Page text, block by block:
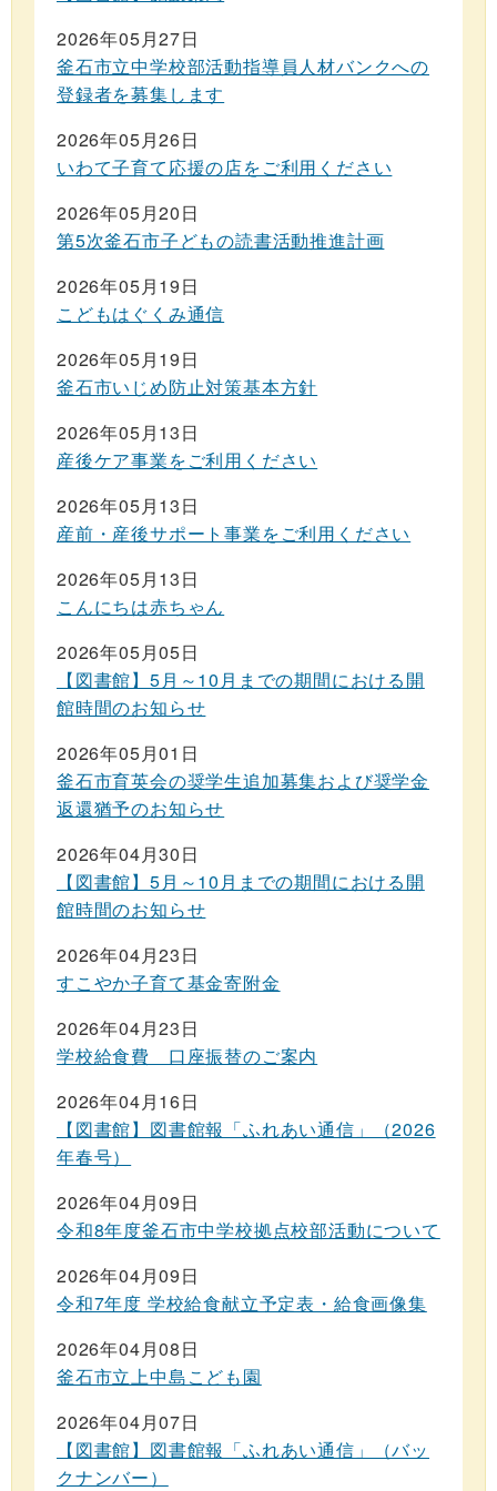
2026年05月27日
釜石市立中学校部活動指導員人材バンクへの
登録者を募集します
2026年05月26日
いわて子育て応援の店をご利用ください
2026年05月20日
第5次釜石市子どもの読書活動推進計画
2026年05月19日
こどもはぐくみ通信
2026年05月19日
釜石市いじめ防止対策基本方針
2026年05月13日
産後ケア事業をご利用ください
2026年05月13日
産前・産後サポート事業をご利用ください
2026年05月13日
こんにちは赤ちゃん
2026年05月05日
【図書館】5月～10月までの期間における開
館時間のお知らせ
2026年05月01日
釜石市育英会の奨学生追加募集および奨学金
返還猶予のお知らせ
2026年04月30日
【図書館】5月～10月までの期間における開
館時間のお知らせ
2026年04月23日
すこやか子育て基金寄附金
2026年04月23日
学校給食費 口座振替のご案内
2026年04月16日
【図書館】図書館報「ふれあい通信」（2026
年春号）
2026年04月09日
令和8年度釜石市中学校拠点校部活動について
2026年04月09日
令和7年度 学校給食献立予定表・給食画像集
2026年04月08日
釜石市立上中島こども園
2026年04月07日
【図書館】図書館報「ふれあい通信」（バッ
クナンバー）